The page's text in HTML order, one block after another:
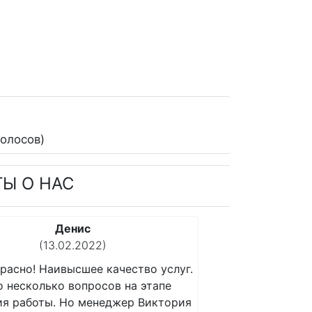
О НАС
Екатерина
(04.02.2022)
прекрасно! Наивысшее качество услуг.
несколько вопросов на этапе
работы. Но менеджер Виктория